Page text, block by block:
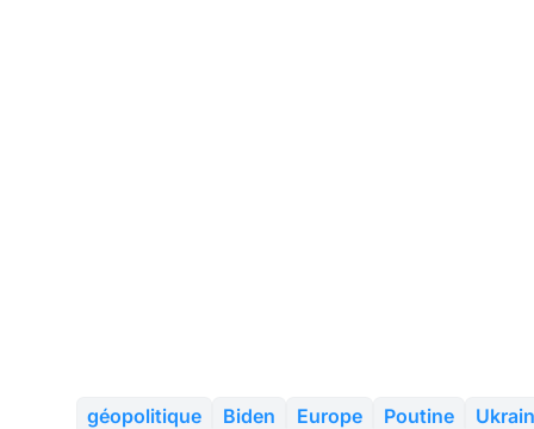
géopolitique Biden Europe Poutine